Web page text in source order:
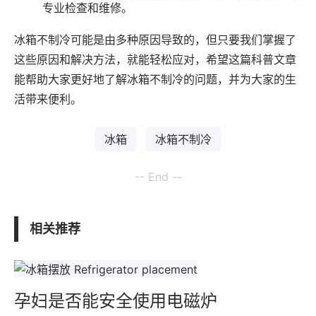
专业检查和维修。
冰箱不制冷可能是由多种原因导致的，但只要我们掌握了
这些原因和解决方法，就能轻松应对，希望这篇科普文章
能帮助大家更好地了解冰箱不制冷的问题，并为大家的生
活带来便利。
冰箱 冰箱不制冷
-- End --
相关推荐
孕妇是否能安全使用电磁炉